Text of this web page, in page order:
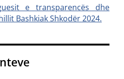
e transparencës dhe
Bashkiak Shkodër 2024.